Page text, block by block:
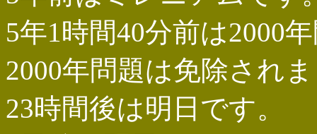
5年1時間40分前は2000
2000年問題は免除され
23時間後は明日です。